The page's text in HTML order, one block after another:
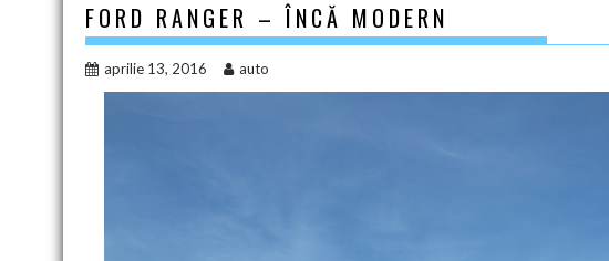
FORD RANGER – ÎNCĂ MODERN
aprilie 13, 2016 auto